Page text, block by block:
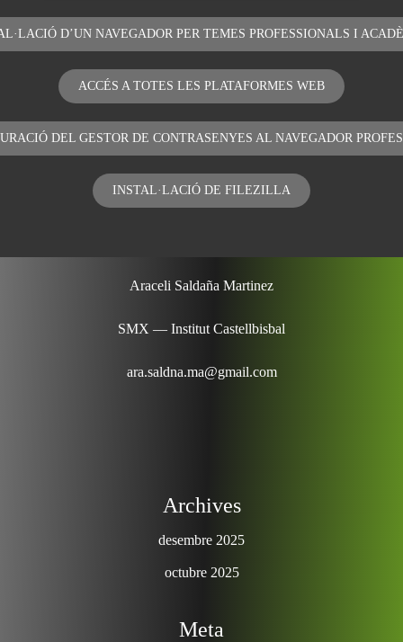
D’UN NAVEGADOR PER TEMES PROFESSIONALS I
ACCÉS A TOTES LES PLATAFORMES WEB
DEL GESTOR DE CONTRASENYES AL NAVEGADOR
INSTAL·LACIÓ DE FILEZILLA
Araceli Saldaña Martinez
SMX — Institut Castellbisbal
ara.saldna.ma@gmail.com
Archives
desembre 2025
octubre 2025
Meta